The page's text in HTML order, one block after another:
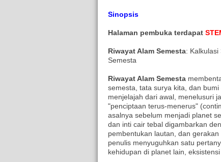
Sinopsis
Halaman pembuka terdapat
Riwayat Alam Semesta: Kalkulasi
Semesta
Riwayat Alam Semesta
semesta, tata surya kita, dan
menjelajah dari awal, menelusuri
"penciptaan terus-menerus"
asalnya sebelum menjadi planet
dan inti cair tebal digambarkan
pembentukan lautan, dan
penulis menyuguhkan satu
kehidupan di planet lain,